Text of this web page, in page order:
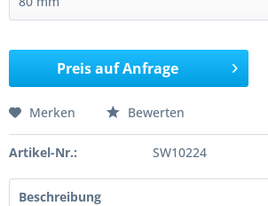
Preis auf Anfrage
Merken Bewerten
Artikel-Nr.: SW10224
Beschreibung